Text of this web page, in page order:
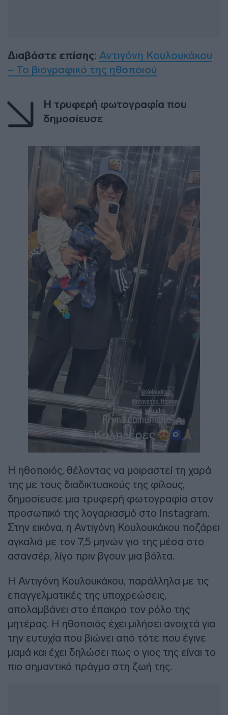
Διαβάστε επίσης: Αντιγόνη Κουλουκάκου
– Το βιογραφικό της ηθοποιού
Η τρυφερή φωτογραφία που
δημοσίευσε
Η ηθοποιός, θέλοντας να μοιραστεί τη χαρά
της με τους διαδικτυακούς της φίλους,
δημοσίευσε μια τρυφερή φωτογραφία στον
προσωπικό της λογαριασμό στο Instagram.
Στην εικόνα, η Αντιγόνη Κουλουκάκου ποζάρει
αγκαλιά με τον 7,5 μηνών γιο της μέσα στο
ασανσέρ, λίγο πριν βγουν μια βόλτα.
Η Αντιγόνη Κουλουκάκου, παράλληλα με τις
επαγγελματικές της υποχρεώσεις,
απολαμβάνει στο έπακρο τον ρόλο της
μητέρας. Η ηθοποιός έχει μιλήσει ανοιχτά για
την ευτυχία που βιώνει από τότε που έγινε
μαμά και έχει δηλώσει πως ο γιος της είναι το
πιο σημαντικό πράγμα στη ζωή της.